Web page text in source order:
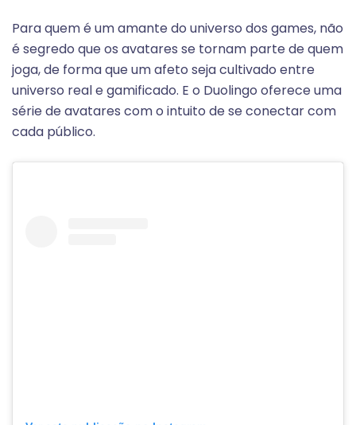
Para quem é um amante do universo dos games, não
é segredo que os avatares se tornam parte de quem
joga, de forma que um afeto seja cultivado entre
universo real e gamificado. E o Duolingo oferece uma
série de avatares com o intuito de se conectar com
cada público.